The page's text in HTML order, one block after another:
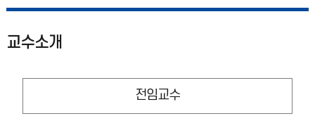
교수소개
전임교수